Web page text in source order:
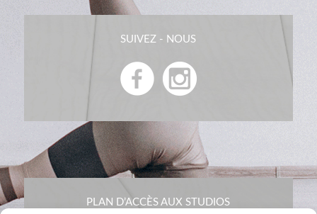
SUIVEZ - NOUS
PLAN D’ACCÈS AUX STUDIOS